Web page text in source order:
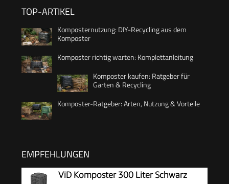
TOP-ARTIKEL
Komposternutzung: DIY-Recycling aus dem
Komposter
Komposter richtig warten: Komplettanleitung
Komposter kaufen: Ratgeber für
Garten & Recycling
Komposter-Ratgeber: Arten, Nutzung & Vorteile
EMPFEHLUNGEN
ViD Komposter 300 Liter Schwarz